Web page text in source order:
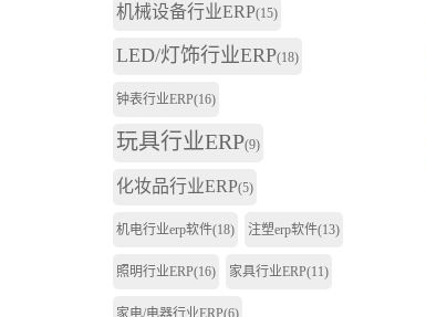
机械设备行业ERP(15)
LED/灯饰行业ERP(18)
钟表行业ERP(16)
玩具行业ERP(9)
化妆品行业ERP(5)
机电行业erp软件(18) 注塑erp软件(13)
照明行业ERP(16) 家具行业ERP(11)
家电/电器行业ERP(6)